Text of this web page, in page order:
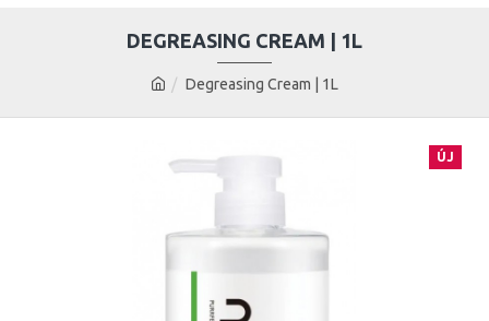
Degreasing Cream | 1L
DEGREASING CREAM | 1L
ÚJ